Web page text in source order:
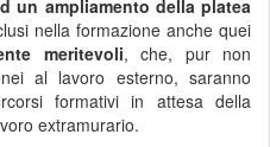
un ampliamento della platea
nella formazione anche quei
meritevoli, che, pur non
al lavoro esterno, saranno
formativi in attesa della
extramurario.